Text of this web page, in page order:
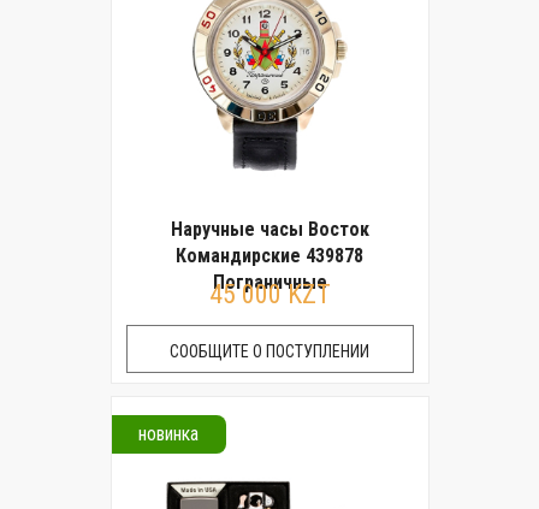
Наручные часы Восток
Командирские 439878
Пограничные
45 000 KZT
СООБЩИТЕ О ПОСТУПЛЕНИИ
новинка